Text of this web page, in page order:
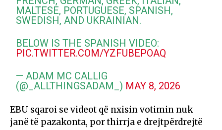
MALTESE, PORTUGUESE, SPANISH,
SWEDISH, AND UKRAINIAN.
BELOW IS THE SPANISH VIDEO:
PIC.TWITTER.COM/YZFUBEPOAQ
— ADAM MC CALLIG
(@_ALLTHINGSADAM_) MAY 8, 2026
EBU sqaroi se videot që nxisin votimin nuk
janë të pazakonta, por thirrja e drejtpërdrejtë